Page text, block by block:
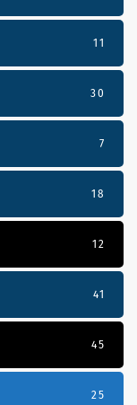
11
30
7
18
12
41
45
25